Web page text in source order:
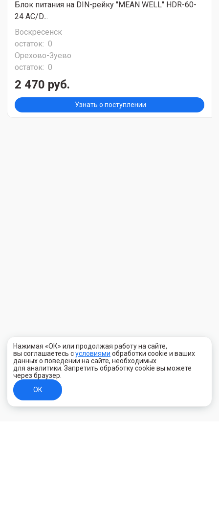
Блок питания на DIN-рейку "MEAN WELL" HDR-60-
24 AC/D...
Воскресенск
остаток: 0
Орехово-Зуево
остаток: 0
2 470 руб.
Узнать о поступлении
Нажимая «ОК» или продолжая работу на сайте,
вы соглашаетесь сусловиями обработки cookie и ваших
данных о поведении на сайте, необходимых
для аналитики. Запретить обработку cookie вы можете
через браузер.
ОК